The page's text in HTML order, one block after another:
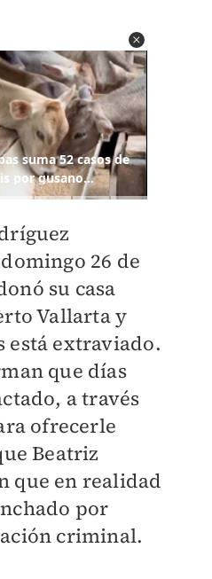
26 de
su casa
Vallarta y
está extraviado.
que días
a través
ofrecerle
Beatriz
que en realidad
por
criminal.